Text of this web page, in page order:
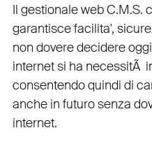
Il gestionale web C.M.S.
garantiscefacilita',
non dovere decidere
internet si ha necessitÃ
consentendo quindi di
anche in futuro senza
internet.